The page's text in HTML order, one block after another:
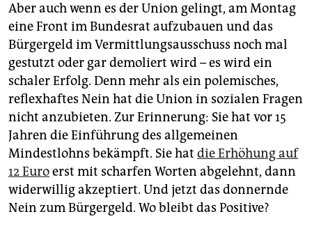
Aber auch wenn es der Union gelingt, am Montag
eine Front im Bundesrat aufzubauen und das
Bürgergeld im Vermittlungsausschuss noch mal
gestutzt oder gar demoliert wird – es wird ein
schaler Erfolg. Denn mehr als ein polemisches,
reflexhaftes Nein hat die Union in sozialen Fragen
nicht anzubieten. Zur Erinnerung: Sie hat vor 15
Jahren die Einführung des allgemeinen
Mindestlohns bekämpft. Sie hat die Erhöhung auf
12 Euroerst mit scharfen Worten abgelehnt, dann
widerwillig akzeptiert. Und jetzt das donnernde
Nein zum Bürgergeld. Wo bleibt das Positive?